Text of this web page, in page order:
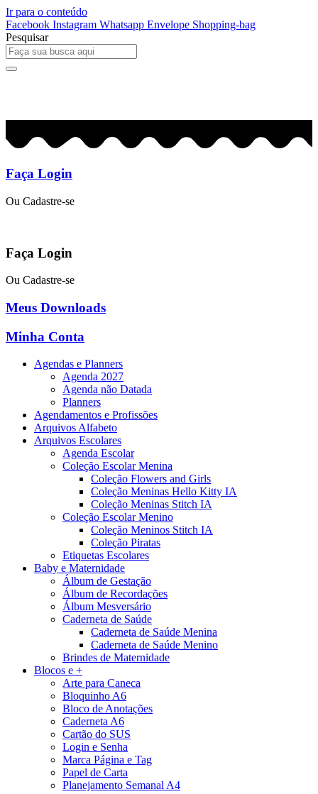
Ir para o conteúdo
Facebook Instagram Whatsapp Envelope Shopping-bag
Pesquisar
Faça Login
Ou Cadastre-se
Faça Login
Ou Cadastre-se
Meus Downloads
Minha Conta
Agendas e Planners
Agenda 2027
Agenda não Datada
Planners
Agendamentos e Profissões
Arquivos Alfabeto
Arquivos Escolares
Agenda Escolar
Coleção Escolar Menina
Coleção Flowers and Girls
Coleção Meninas Hello Kitty IA
Coleção Meninas Stitch IA
Coleção Escolar Menino
Coleção Meninos Stitch IA
Coleção Piratas
Etiquetas Escolares
Baby e Maternidade
Álbum de Gestação
Álbum de Recordações
Álbum Mesversário
Caderneta de Saúde
Caderneta de Saúde Menina
Caderneta de Saúde Menino
Brindes de Maternidade
Blocos e +
Arte para Caneca
Bloquinho A6
Bloco de Anotações
Caderneta A6
Cartão do SUS
Login e Senha
Marca Página e Tag
Papel de Carta
Planejamento Semanal A4